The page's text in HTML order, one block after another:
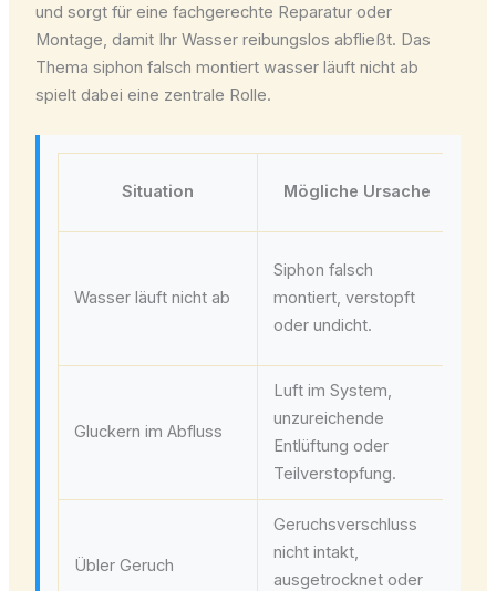
und sorgt für eine fachgerechte Reparatur oder
Montage, damit Ihr Wasser reibungslos abfließt. Das
Thema siphon falsch montiert wasser läuft nicht ab
spielt dabei eine zentrale Rolle.
Situation Mögliche Ursache
Wasser läuft nicht ab
Siphon falsch
montiert, verstopft
oder undicht.
Gluckern im Abfluss
Luft im System,
unzureichende
Entlüftung oder
Teilverstopfung.
Übler Geruch
Geruchsverschluss
nicht intakt,
ausgetrocknet oder